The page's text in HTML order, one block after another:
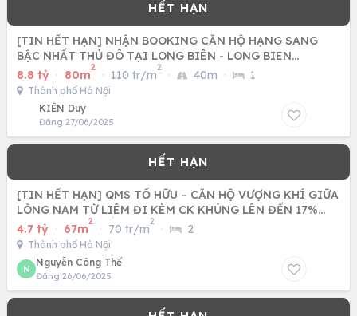
[TIN HẾT HẠN] NHẬN BOOKING CĂN HỘ HẠNG SANG
BẬC NHẤT THỦ ĐÔ TẠI LONG BIÊN - LONG BIEN
CENTRAL
8.8 tỷ · 80m
2
· 110 tr/m
2
· 40m · 1
Thành phố Hà Nội
KIÊN Duy
Đăng 27/06/2025
[TIN HẾT HẠN] QMS TỐ HỮU – CĂN HỘ VƯỢNG KHÍ GIỮA
LÒNG NAM TỪ LIÊM ĐI KÈM CK KHỦNG LÊN ĐẾN 17%
CÙNG CƠ HỘI BỐC
4.7 tỷ · 67m
2
· 70 tr/m
2
· 2
Thành phố Hà Nội
N
Nguyễn Công Thế
Đăng 26/06/2025